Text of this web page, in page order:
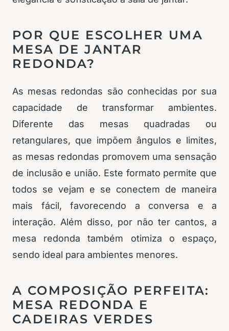
POR QUE ESCOLHER UMA
MESA DE JANTAR
REDONDA?
As mesas redondas são conhecidas por sua
capacidade de transformar ambientes.
Diferente das mesas quadradas ou
retangulares, que impõem ângulos e limites,
as mesas redondas promovem uma sensação
de inclusão e união. Este formato permite que
todos se vejam e se conectem de maneira
mais fácil, favorecendo a conversa e a
interação. Além disso, por não ter cantos, a
mesa redonda também otimiza o espaço,
sendo ideal para ambientes menores.
A COMPOSIÇÃO PERFEITA:
MESA REDONDA E
CADEIRAS VERDES